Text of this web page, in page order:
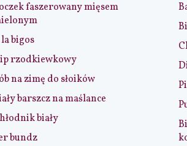
faszerowany mięsem
bigos
rzodkiewkowy
na zimę do słoików
barszcz na maślance
biały
bundz